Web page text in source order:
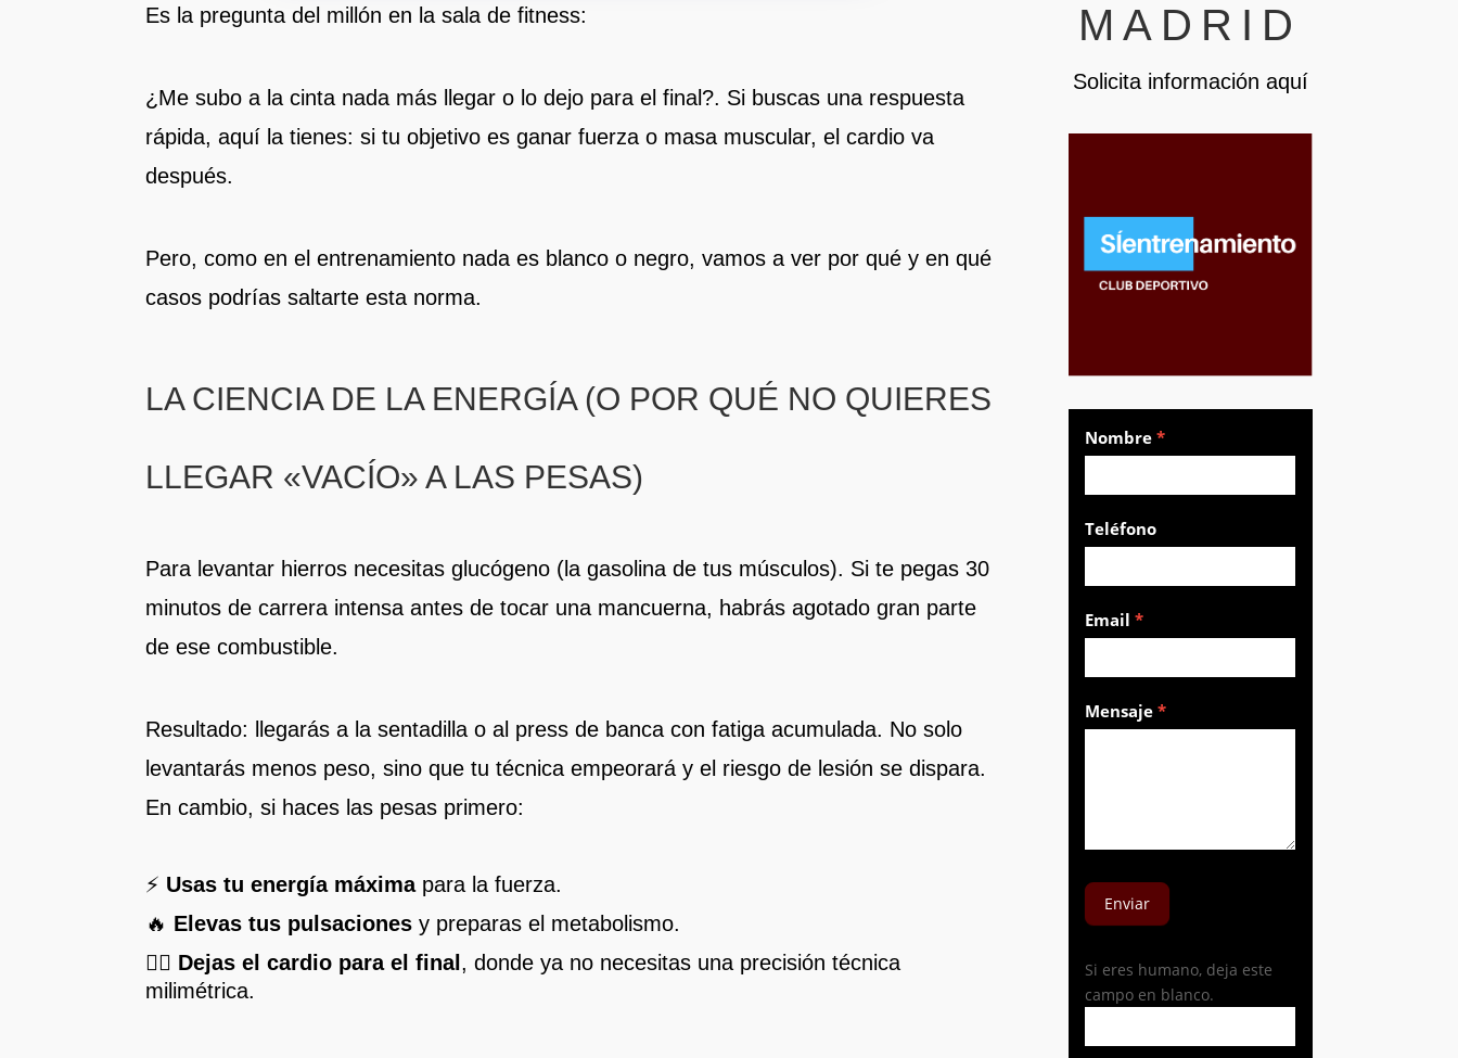
Es la pregunta del millón en la sala de fitness:
¿Me subo a la cinta nada más llegar o lo dejo para el final?. Si buscas una respuesta
rápida, aquí la tienes: si tu objetivo es ganar fuerza o masa muscular, el cardio va
después.
Pero, como en el entrenamiento nada es blanco o negro, vamos a ver por qué y en qué
casos podrías saltarte esta norma.
LA CIENCIA DE LA ENERGÍA (O POR QUÉ NO QUIERES
LLEGAR «VACÍO» A LAS PESAS)
Para levantar hierros necesitas glucógeno (la gasolina de tus músculos). Si te pegas 30
minutos de carrera intensa antes de tocar una mancuerna, habrás agotado gran parte
de ese combustible.
Resultado: llegarás a la sentadilla o al press de banca con fatiga acumulada. No solo
levantarás menos peso, sino que tu técnica empeorará y el riesgo de lesión se dispara.
En cambio, si haces las pesas primero:
⚡ Usas tu energía máximapara la fuerza.
🔥 Elevas tus pulsaciones y preparas el metabolismo.
🏃‍♂️ Dejas el cardio para el final , donde ya no necesitas una precisión técnica
milimétrica.
MADRID
Solicita información aquí
Pilla
sitio
Nombre*
Teléfono
Email*
Mensaje*
Enviar
Si eres humano, deja este
campo en blanco.